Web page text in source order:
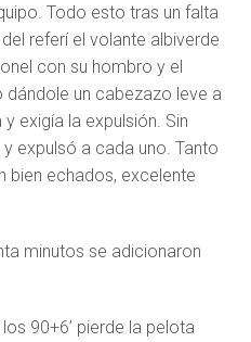
Todo esto tras un falta
referí el volante albiverde
con su hombro y el
un cabezazo leve a
exigía la expulsión. Sin
expulsó a cada uno. Tanto
bien echados, excelente
minutos se adicionaron
90+6’ pierde la pelota